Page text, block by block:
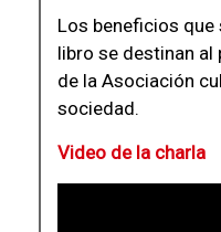
Los beneficios que
libro se destinan
de la Asociación
sociedad.
Video de la charla